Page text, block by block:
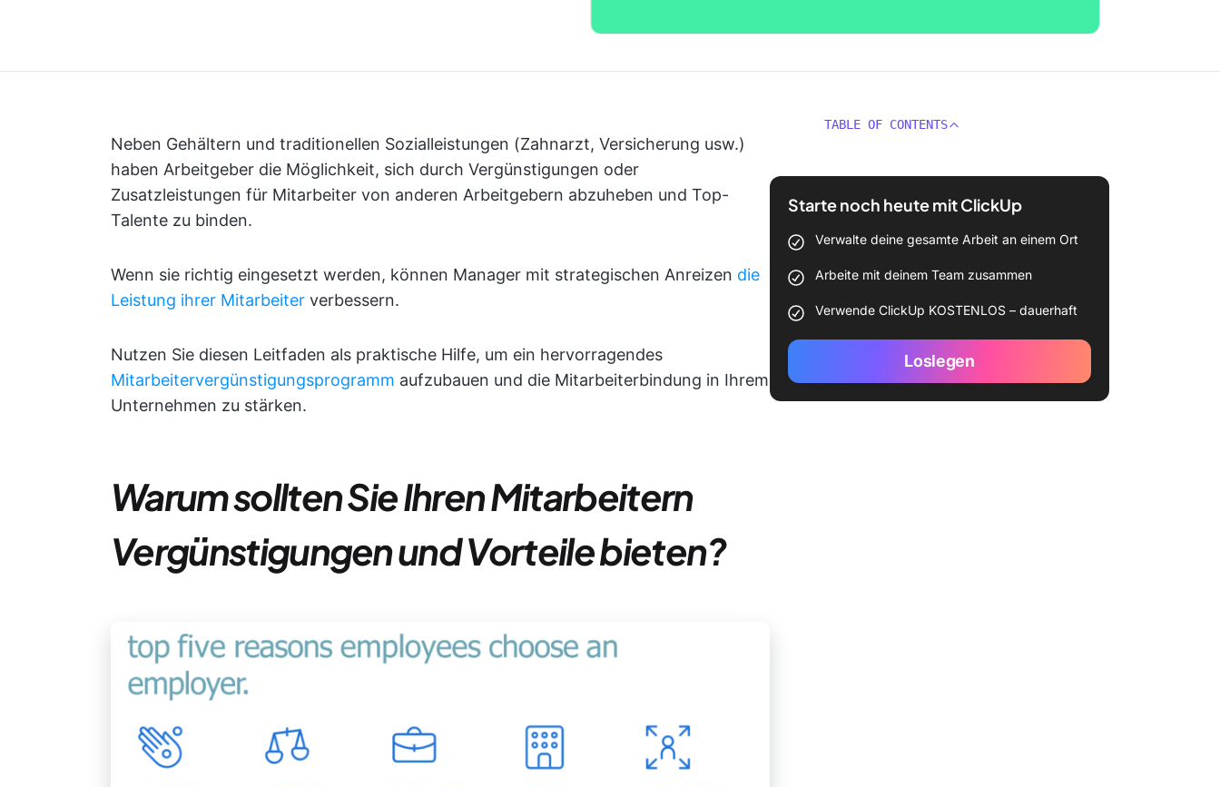
Neben Gehältern und traditionellen Sozialleistungen (Zahnarzt, Versicherung usw.)
haben Arbeitgeber die Möglichkeit, sich durch Vergünstigungen oder
Zusatzleistungen für Mitarbeiter von anderen Arbeitgebern abzuheben und Top-
Talente zu binden.
Wenn sie richtig eingesetzt werden, können Manager mit strategischen Anreizen die
Leistung ihrer Mitarbeiter verbessern.
Nutzen Sie diesen Leitfaden als praktische Hilfe, um ein hervorragendes
Mitarbeitervergünstigungsprogramm aufzubauen und die Mitarbeiterbindung in Ihrem
Unternehmen zu stärken.
Warum sollten Sie Ihren Mitarbeitern
Vergünstigungen und Vorteile bieten?
TABLE OF CONTENTS
Starte noch heute mit ClickUp
Verwalte deine gesamte Arbeit an einem Ort
Arbeite mit deinem Team zusammen
Verwende ClickUp KOSTENLOS – dauerhaft
Loslegen